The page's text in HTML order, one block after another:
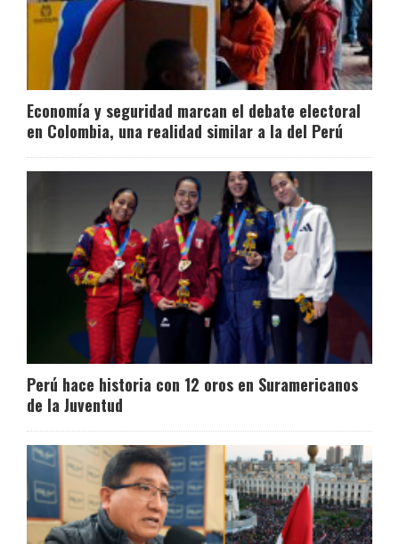
Economía y seguridad marcan el debate electoral
en Colombia, una realidad similar a la del Perú
Perú hace historia con 12 oros en Suramericanos
de la Juventud